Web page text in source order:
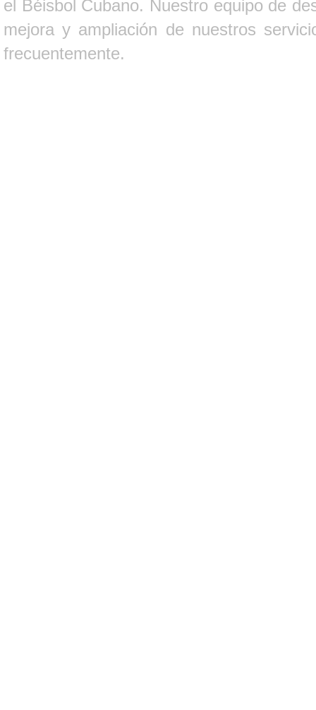
el Béisbol Cubano. Nuestro equipo de
mejora y ampliación de nuestros
frecuentemente.